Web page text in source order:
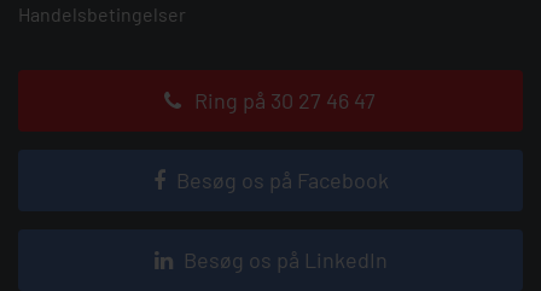
Handelsbetingelser
Ring på 30 27 46 47
Besøg os på Facebook
Besøg os på LinkedIn